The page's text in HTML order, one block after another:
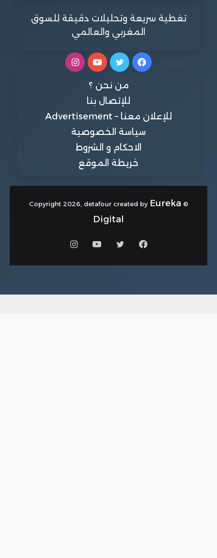
تغطية سريعة وتحليلات دقيقة للسوق
المغربي والعالمي
فيسبوكتويتر يوتيوبانستقرام
من نحن ؟
للإتصال بنا
للإعلان معنا – Advertisement
سياسة الخصوصية
الاحكام و الشروط
خريطة الموقع
© Copyright 2026, detafour created by
Eureka
Digital
فيسبوكتويتر يوتيوبانستقرام